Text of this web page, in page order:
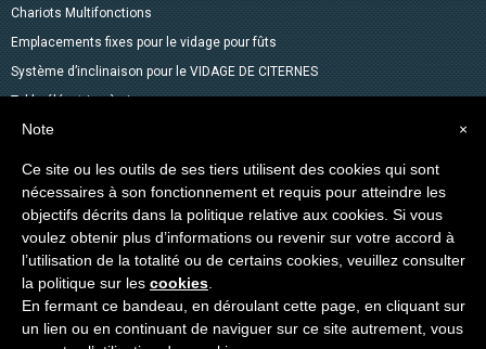
Chariots Multifonctions
Emplacements fixes pour le vidage pour fûts
Système d’inclinaison pour le VIDAGE DE CITERNES
Table élévatrice à ciseaux
Mélangeurs
Gerbeurs avec fonction transpalette
Autres produits dans le catalogue
Levage des Matériaux
Produits spéciaux
Copyright © 2014-2026 VEAB S.R.L. Tous droits réservés.
×
Note
Ce site ou les outils de ses tiers utilisent des cookies qui sont
nécessaires à son fonctionnement et requis pour atteindre les
objectifs décrits dans la politique relative aux cookies. Si vous
voulez obtenir plus d’informations ou revenir sur votre accord à
l’utilisation de la totalité ou de certains cookies, veuillez consulter
la politique sur les cookies
En fermant ce bandeau, en déroulant cette page, en cliquant sur
un lien ou en continuant de naviguer sur ce site autrement, vous